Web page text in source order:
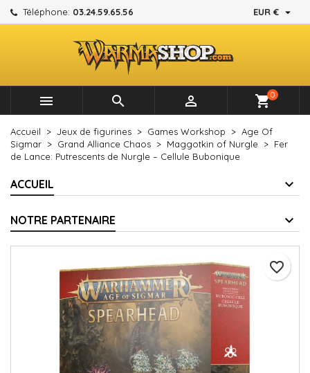
Téléphone: 03.24.59.65.56 EUR € 
   shopping_cart0
Accueil Jeux de figurines Games Workshop
Age Of
Sigmar
Grand Alliance Chaos Maggotkin of Nurgle
Fer
de Lance: Putrescents de Nurgle – Cellule Bubonique
ACCUEIL
NOTRE PARTENAIRE
favorite_border
Mes listes d'envies ×
Créer une nouvelle liste
Créer une liste d'envies ×
Nom de la liste d'envies
Annuler Créer une liste d'envies
Connexion ×
Vous devez être connecté pour ajouter des produits à
votre liste d'envies.